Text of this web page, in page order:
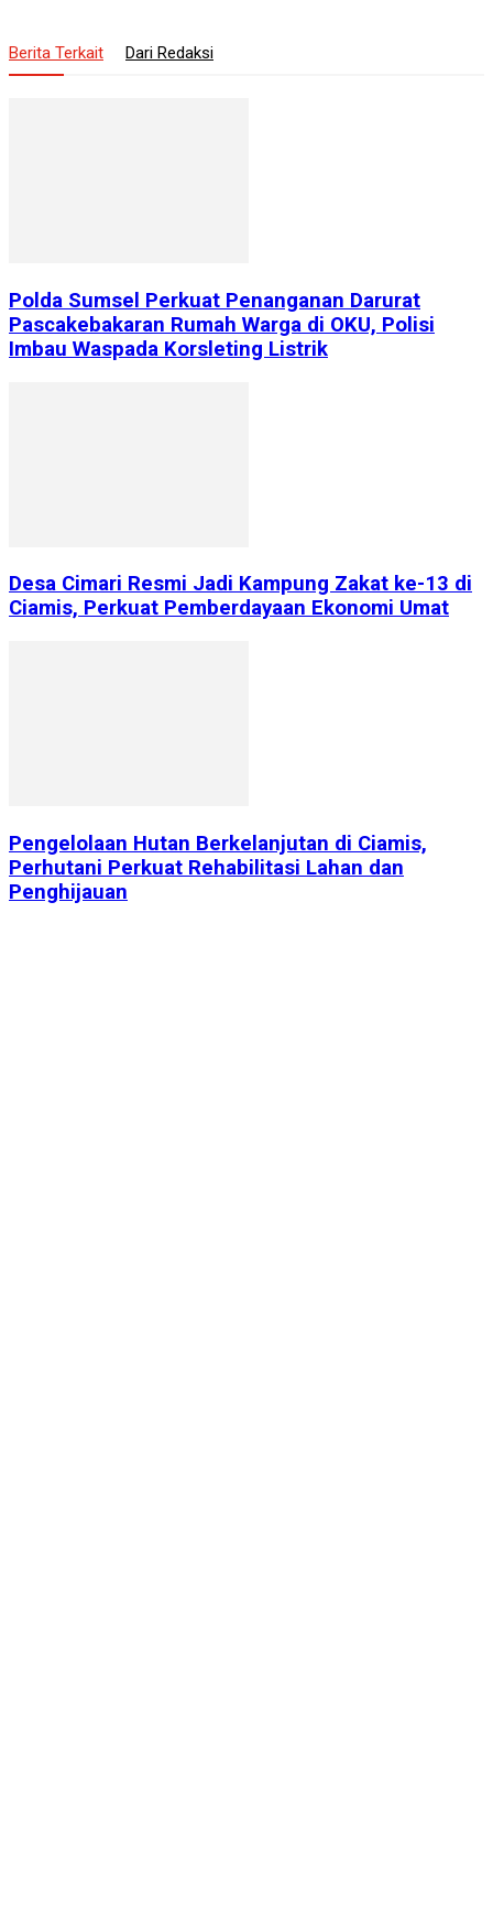
Berita Terkait Dari Redaksi
Polda Sumsel Perkuat Penanganan Darurat
Pascakebakaran Rumah Warga di OKU, Polisi
Imbau Waspada Korsleting Listrik
Desa Cimari Resmi Jadi Kampung Zakat ke-13 di
Ciamis, Perkuat Pemberdayaan Ekonomi Umat
Pengelolaan Hutan Berkelanjutan di Ciamis,
Perhutani Perkuat Rehabilitasi Lahan dan
Penghijauan